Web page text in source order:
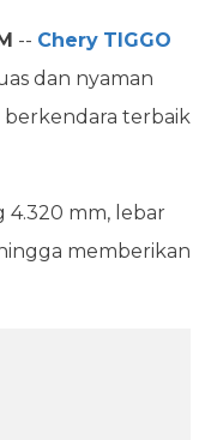
-- Chery TIGGO
dan nyaman
terbaik
4.320 mm, lebar
memberikan